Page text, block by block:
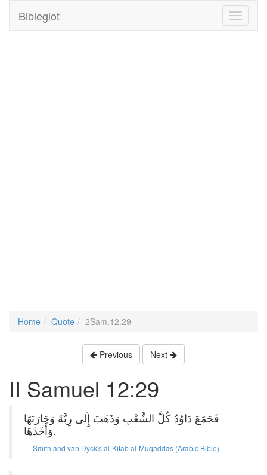
Toggle
Bibleglot
Home Quote 2Sam.12.29
Previous Next
II Samuel 12:29
فَجَمَعَ دَاوُدُ كُلَّ الشَّعْبِ وَذَهَبَ إِلَى رِبَّةَ وَحَارَبَهَا
وَأَخَذَهَا.
Smith and van Dyck's al-Kitab al-Muqaddas (Arabic Bible)